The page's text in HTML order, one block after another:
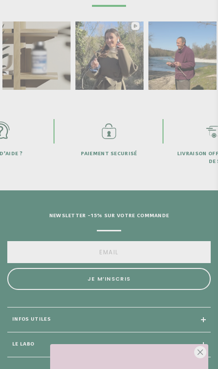
? PAIEMENT SECURISÉ
LIVRAISON
DE
INFOS UTILES
LE LABO
NEWSLETTER -15% SUR VOTRE COMMANDE
JE M’INSCRIS